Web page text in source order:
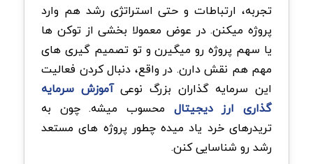
تجربه، ارتباطات و حتی استراتژی رشد هم وارد
پروژه میکنن. در عوض معمولا بخشی از توکن ها
یا سهم پروژه رو میگیرن و تو تصمیم گیری های
مهم هم نقش دارن. در واقع، دنبال کردن فعالیت
این سرمایه گذاران بزرگ نوعیآموزش سرمایه
گذاری ارز دیجیتال محسوب میشه. چون به
تریدرهای خرد یاد میده چطور پروژه های مستعد
رشد رو شناسایی کنن.